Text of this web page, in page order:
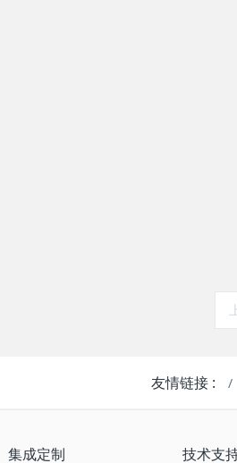
友情链接 :
集成定制 技术支